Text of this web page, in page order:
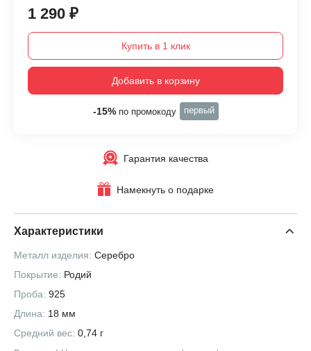
1 290 ₽
Купить в 1 клик
Добавить в корзину
-15%по промокоду первый
Гарантия качества
Намекнуть о подарке
Характеристики
Металл изделия: Серебро
Покрытие: Родий
Проба: 925
Длина: 18 мм
Средний вес: 0,74 г